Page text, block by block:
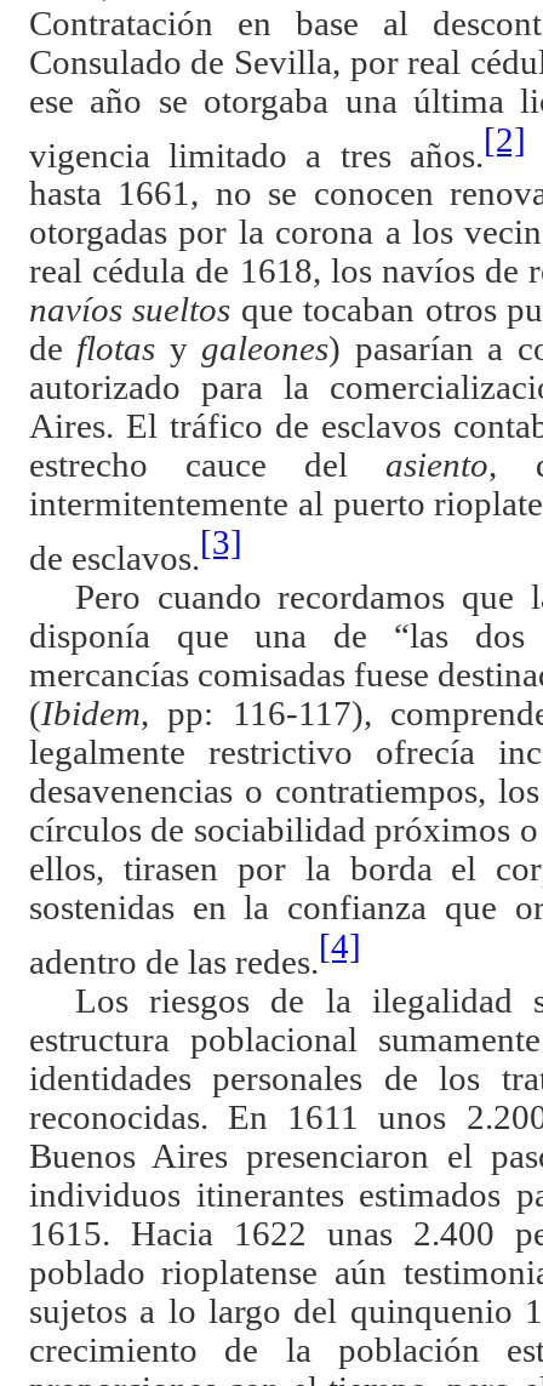
Contratación en base al
Consulado de Sevilla, por real
ese año se otorgaba una última
vigencia limitado a tres años.[2]
hasta 1661, no se conocen
otorgadas por la corona a los
real cédula de 1618, los navíos de
navíos sueltos que tocaban otros
de flotas y galeones) pasarían a
autorizado para la
Aires. El tráfico de esclavos
estrecho cauce delasiento,
intermitentemente al puerto
de esclavos.[3]
Pero cuando recordamos que
disponía que una de “las dos
mercancías comisadas fuese
(Ibidem, pp:
116-117),
legalmente restrictivo ofrecía
desavenencias o contratiempos,
círculos de sociabilidad próximos
ellos, tirasen por la borda el
sostenidas en la confianza que
adentro de las redes.[4]
Los riesgos de la ilegalidad
estructura poblacional
identidades personales de los
reconocidas. En 1611 unos
Buenos Aires presenciaron el
individuos itinerantes estimados
1615. Hacia 1622 unas 2.400
poblado rioplatense aún
sujetos a lo largo del quinquenio
crecimiento de la población